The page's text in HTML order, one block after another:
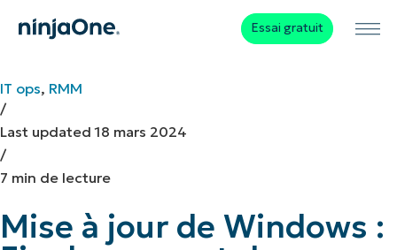
Essai gratuit
IT ops, RMM
/
Last updated18 mars 2024
/
7 min de lecture
Mise à jour de Windows :